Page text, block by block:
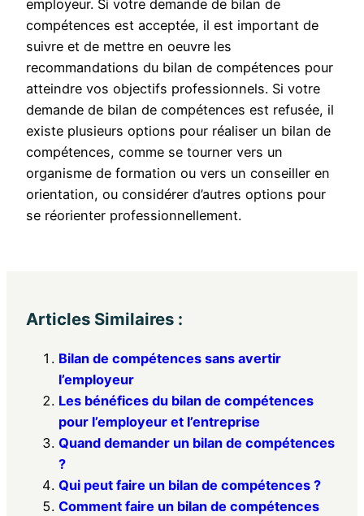
employeur. Si votre demande de bilan de
compétences est acceptée, il est important de
suivre et de mettre en oeuvre les
recommandations du bilan de compétences pour
atteindre vos objectifs professionnels. Si votre
demande de bilan de compétences est refusée, il
existe plusieurs options pour réaliser un bilan de
compétences, comme se tourner vers un
organisme de formation ou vers un conseiller en
orientation, ou considérer d’autres options pour
se réorienter professionnellement.
Articles Similaires :
Bilan de compétences sans avertir
l’employeur
Les bénéfices du bilan de compétences
pour l’employeur et l’entreprise
Quand demander un bilan de compétences
?
Qui peut faire un bilan de compétences ?
Comment faire un bilan de compétences